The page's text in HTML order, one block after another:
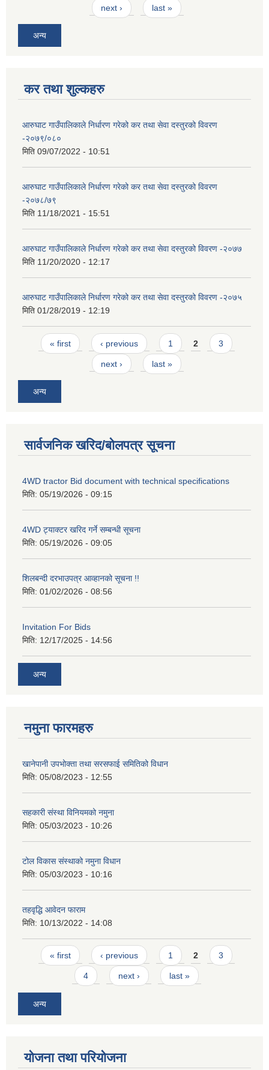
next › last »
अन्य
कर तथा शुल्कहरु
आरुघाट गाउँपालिकाले निर्धारण गरेको कर तथा सेवा दस्तुरको विवरण
-२०७९/०८०
मिति 09/07/2022 - 10:51
आरुघाट गाउँपालिकाले निर्धारण गरेको कर तथा सेवा दस्तुरको विवरण
-२०७८/७९
मिति 11/18/2021 - 15:51
आरुघाट गाउँपालिकाले निर्धारण गरेको कर तथा सेवा दस्तुरको विवरण -२०७७
मिति 11/20/2020 - 12:17
आरुघाट गाउँपालिकाले निर्धारण गरेको कर तथा सेवा दस्तुरको विवरण -२०७५
मिति 01/28/2019 - 12:19
Pages
« first ‹ previous 1 2 3
next › last »
अन्य
सार्वजनिक खरिद/बोलपत्र सूचना
4WD tractor Bid document with technical specifications
मिति: 05/19/2026 - 09:15
4WD ट्याक्टर खरिद गर्ने सम्बन्धी सूचना
मिति: 05/19/2026 - 09:05
शिलबन्दी दरभाउपत्र आव्हानको सूचना !!
मिति: 01/02/2026 - 08:56
Invitation For Bids
मिति: 12/17/2025 - 14:56
अन्य
नमुना फारमहरु
खानेपानी उपभोक्ता तथा सरसफाई समितिको विधान
मिति: 05/08/2023 - 12:55
सहकारी संस्था विनियमको नमुना
मिति: 05/03/2023 - 10:26
टोल विकास संस्थाको नमुना विधान
मिति: 05/03/2023 - 10:16
तहवृद्धि आवेदन फाराम
मिति: 10/13/2022 - 14:08
Pages
« first ‹ previous 1 2 3
4 next › last »
अन्य
योजना तथा परियोजना